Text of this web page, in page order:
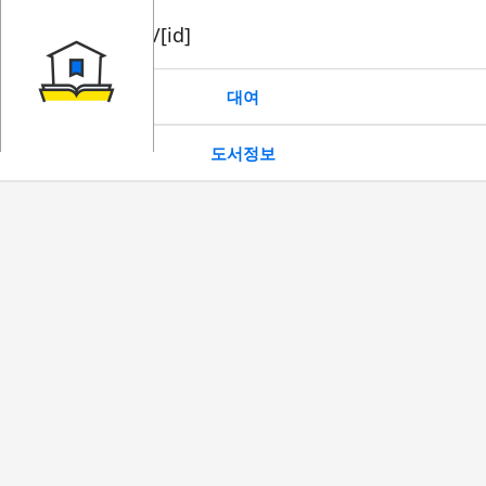
book/rent/[id]
대여
도서정보